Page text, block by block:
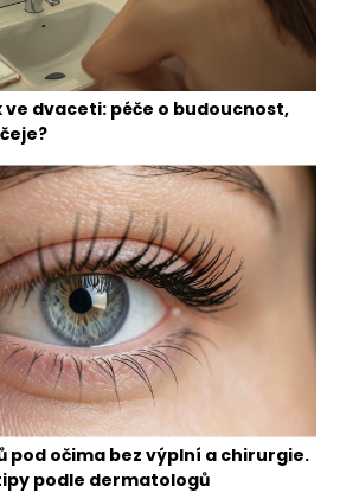
dvaceti: péče o budoucnost,
pod očima bez výplní a chirurgie.
podle dermatologů